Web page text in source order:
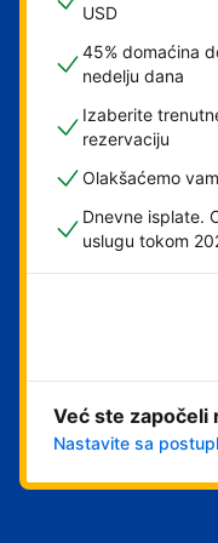
USD
45% domaćina
nedelju dana
Izaberite
rezervaciju
Olakšaćemo
Dnevne isplate.
uslugu tokom
Već ste započeli
Nastavite sa